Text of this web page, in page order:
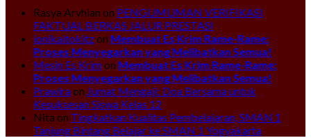
Rasya Arvhian on PENGUMUMAN VERIFIKASI
FAKTUAL BERKAS JALUR PRESTASI
jonikaitokitzon Membuat Es Krim Rame-Rame:
Proses Menyegarkan yang Melibatkan Semua!
Mesin Es Krimon Membuat Es Krim Rame-Rame:
Proses Menyegarkan yang Melibatkan Semua!
Prawiraon Jumat Mengaji: Doa Bersama untuk
Kesuksesan Siswa Kelas 12
Nita on Tingkatkan Kualitas Pembelajaran, SMAN 1
Tanjung Bintang Belajar ke SMAN 1 Yogyakarta